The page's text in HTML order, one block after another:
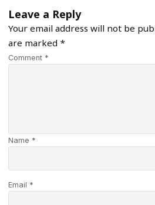
Leave a Reply
Your email address will not be
are marked *
Comment *
Name *
Email *